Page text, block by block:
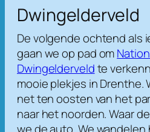
Dwingelderveld
De volgende ochtend als
gaan we op pad om
Dwingelderveldte
mooie plekjes in Drenthe.
net ten oosten van het
naar het noorden. Waar